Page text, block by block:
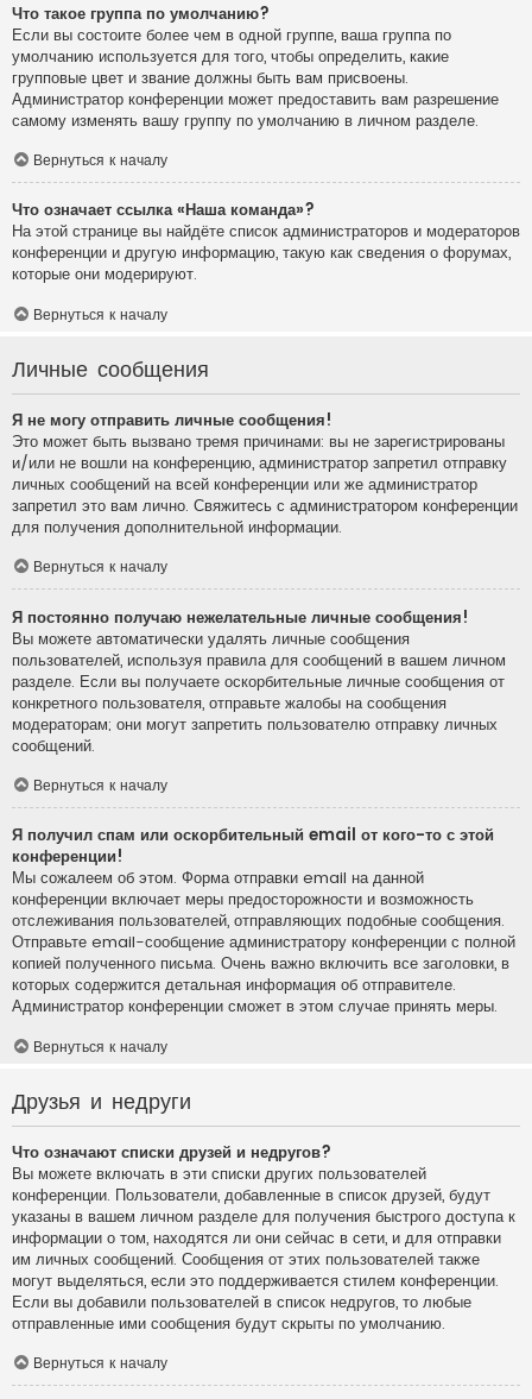
Что такое группа по умолчанию?
Если вы состоите более чем в одной группе, ваша группа по
умолчанию используется для того, чтобы определить, какие
групповые цвет и звание должны быть вам присвоены.
Администратор конференции может предоставить вам разрешение
самому изменять вашу группу по умолчанию в личном разделе.
Вернуться к началу
Что означает ссылка «Наша команда»?
На этой странице вы найдёте список администраторов и модераторов
конференции и другую информацию, такую как сведения о форумах,
которые они модерируют.
Вернуться к началу
Личные сообщения
Я не могу отправить личные сообщения!
Это может быть вызвано тремя причинами: вы не зарегистрированы
и/или не вошли на конференцию, администратор запретил отправку
личных сообщений на всей конференции или же администратор
запретил это вам лично. Свяжитесь с администратором конференции
для получения дополнительной информации.
Вернуться к началу
Я постоянно получаю нежелательные личные сообщения!
Вы можете автоматически удалять личные сообщения
пользователей, используя правила для сообщений в вашем личном
разделе. Если вы получаете оскорбительные личные сообщения от
конкретного пользователя, отправьте жалобы на сообщения
модераторам; они могут запретить пользователю отправку личных
сообщений.
Вернуться к началу
Я получил спам или оскорбительный email от кого-то с этой
конференции!
Мы сожалеем об этом. Форма отправки email на данной
конференции включает меры предосторожности и возможность
отслеживания пользователей, отправляющих подобные сообщения.
Отправьте email-сообщение администратору конференции с полной
копией полученного письма. Очень важно включить все заголовки, в
которых содержится детальная информация об отправителе.
Администратор конференции сможет в этом случае принять меры.
Вернуться к началу
Друзья и недруги
Что означают списки друзей и недругов?
Вы можете включать в эти списки других пользователей
конференции. Пользователи, добавленные в список друзей, будут
указаны в вашем личном разделе для получения быстрого доступа к
информации о том, находятся ли они сейчас в сети, и для отправки
им личных сообщений. Сообщения от этих пользователей также
могут выделяться, если это поддерживается стилем конференции.
Если вы добавили пользователей в список недругов, то любые
отправленные ими сообщения будут скрыты по умолчанию.
Вернуться к началу